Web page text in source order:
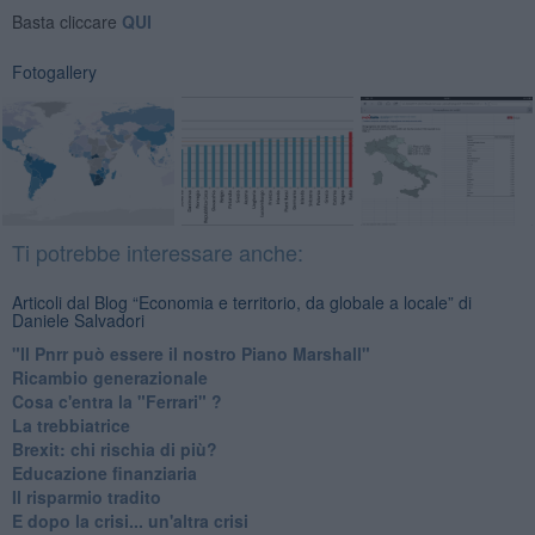
Basta cliccare QUI
Fotogallery
Ti potrebbe interessare anche:
Articoli dal Blog “Economia e territorio, da globale a locale” di
Daniele Salvadori
"Il Pnrr può essere il nostro Piano Marshall"
Ricambio generazionale
Cosa c'entra la "Ferrari" ?
La trebbiatrice
Brexit: chi rischia di più?
Educazione finanziaria
Il risparmio tradito
E dopo la crisi... un'altra crisi